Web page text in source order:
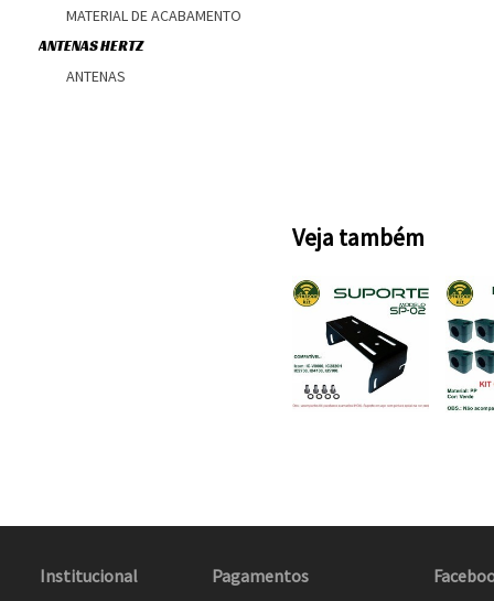
MATERIAL DE ACABAMENTO
ANTENAS HERTZ
ANTENAS
Veja também
Institucional Pagamentos